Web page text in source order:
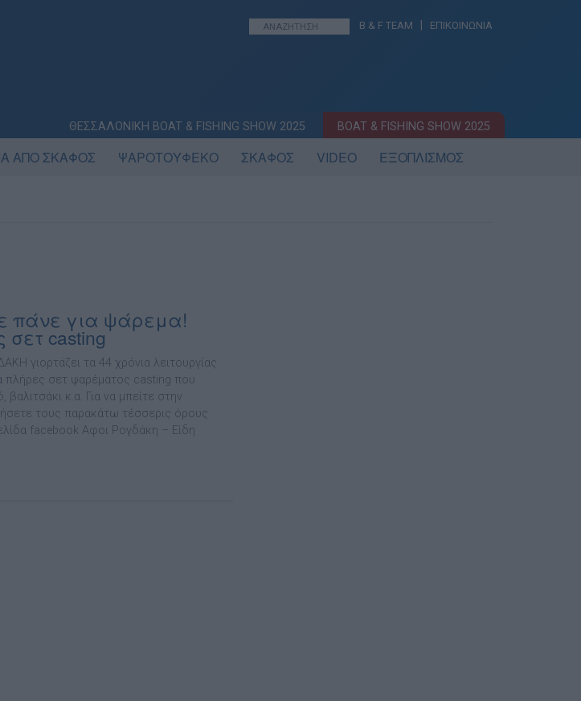
B & F TEAM ΕΠΙΚΟΙΝΩΝΙΑ
ΘΕΣΣΑΛΟΝΙΚΗ BOAT & FISHING SHOW 2025 BOAT & FISHING SHOW 2025
ΑΠΟ ΣΚΑΦΟΣ ΨΑΡΟΤΟΥΦΕΚΟ ΣΚΑΦΟΣ VIDEO ΕΞΟΠΛΙΣΜΟΣ
πάνε για ψάρεμα!
casting
γιορτάζει τα 44 χρόνια λειτουργίας
πλήρες σετ ψαρέματος casting που
βαλιτσάκι κ.α. Για να μπείτε στην
τους παρακάτω τέσσερις όρους
facebook Αφοι Ρογδάκη – Είδη